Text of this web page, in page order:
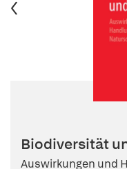
Biodiversität
Auswirkungen und